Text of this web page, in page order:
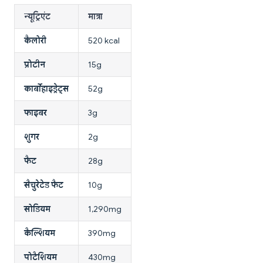
न्यूट्रिएंट मात्रा
कैलोरी 520 kcal
प्रोटीन 15g
कार्बोहाइड्रेट्स 52g
फाइबर 3g
शुगर 2g
फैट 28g
सैचुरेटेड फैट 10g
सोडियम 1,290mg
कैल्शियम 390mg
पोटैशियम 430mg